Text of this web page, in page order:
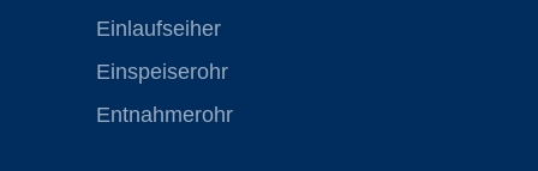
Einlaufseiher
Einspeiserohr
Entnahmerohr